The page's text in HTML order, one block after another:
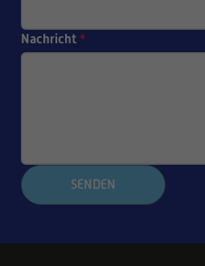
Nachricht *
SENDEN